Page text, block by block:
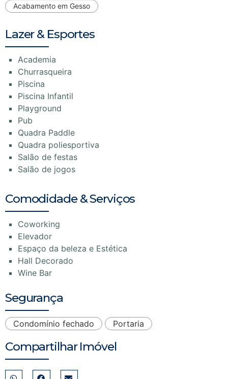
Acabamento em Gesso
Lazer & Esportes
Academia
Churrasqueira
Piscina
Piscina Infantil
Playground
Pub
Quadra Paddle
Quadra poliesportiva
Salão de festas
Salão de jogos
Comodidade & Serviços
Coworking
Elevador
Espaço da beleza e Estética
Hall Decorado
Wine Bar
Segurança
Condomínio fechado Portaria
Compartilhar Imóvel